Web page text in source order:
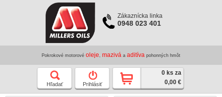
Zákaznícka linka
0948 023 401
Pokrokové motorové oleje mazivá a aditíva pohonných hmôt
Hľadať Prihlásiť
0 ks za
0,00 €